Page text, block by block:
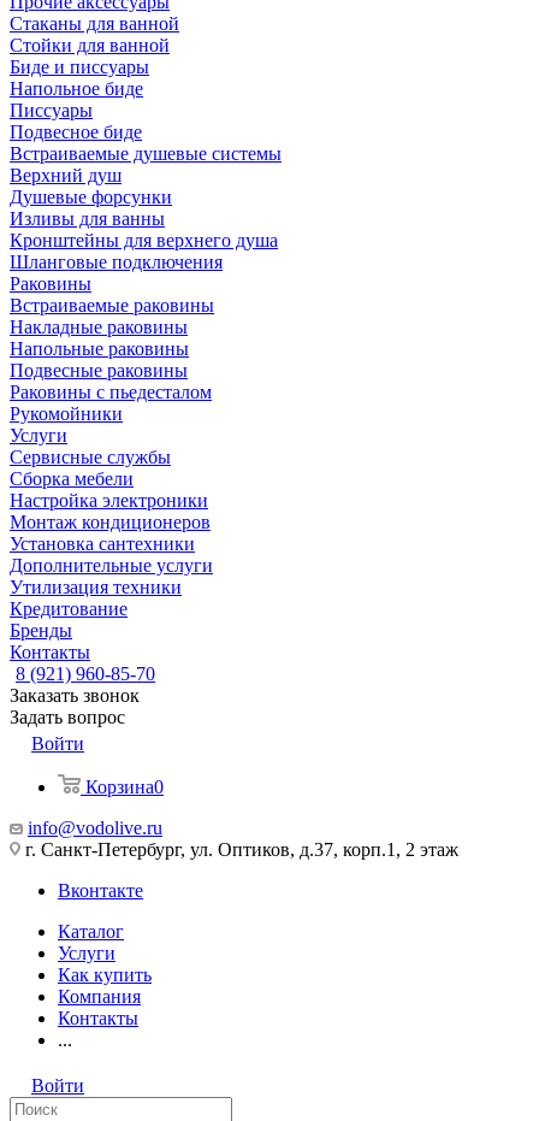
Стаканы для ванной
Стойки для ванной
Биде и писсуары
Напольное биде
Писсуары
Подвесное биде
Встраиваемые душевые системы
Верхний душ
Душевые форсунки
Изливы для ванны
Кронштейны для верхнего душа
Шланговые подключения
Раковины
Встраиваемые раковины
Накладные раковины
Напольные раковины
Подвесные раковины
Раковины с пьедесталом
Рукомойники
Услуги
Сервисные службы
Сборка мебели
Настройка электроники
Монтаж кондиционеров
Установка сантехники
Дополнительные услуги
Утилизация техники
Кредитование
Бренды
Контакты
8 (921) 960-85-70
Заказать звонок
Задать вопрос
Войти
Корзина0
info@vodolive.ru
г. Санкт-Петербург, ул. Оптиков, д.37, корп.1, 2 этаж
Вконтакте
Каталог
Услуги
Как купить
Компания
Контакты
...
Войти